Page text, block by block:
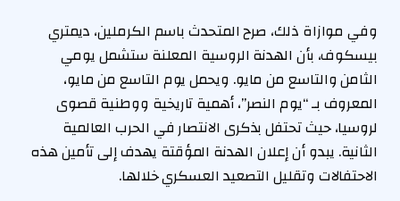
وفي موازاة ذلك، صرح المتحدث باسم الكرملين، ديمتري
بيسكوف، بأن الهدنة الروسية المعلنة ستشمل يومي
الثامن والتاسع من مايو. ويحمل يوم التاسع من مايو،
المعروف بـ “يوم النصر”، أهمية تاريخية ووطنية قصوى
لروسيا، حيث تحتفل بذكرى الانتصار في الحرب العالمية
الثانية. يبدو أن إعلان الهدنة المؤقتة يهدف إلى تأمين هذه
الاحتفالات وتقليل التصعيد العسكري خلالها.